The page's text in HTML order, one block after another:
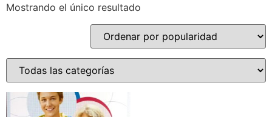
Mostrando el único resultado